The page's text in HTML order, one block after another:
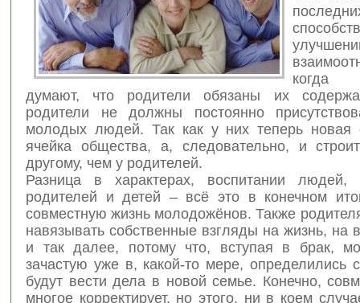
когда
думают, что родители обязаны их
родители не должны постоянно
молодых людей. Так как у них теперь новая
ячейка общества, а, следовательно, и
другому, чем у родителей.
Разница в характерах, воспитании людей,
родителей и детей – всё это в конечном
совместную жизнь молодожёнов. Также
навязывать собственные взгляды на жизнь, на
и так далее, потому что, вступая в брак,
зачастую уже в, какой-то мере, определились
будут вести дела в новой семье. Конечно,
многое корректирует, но этого, ни в коем